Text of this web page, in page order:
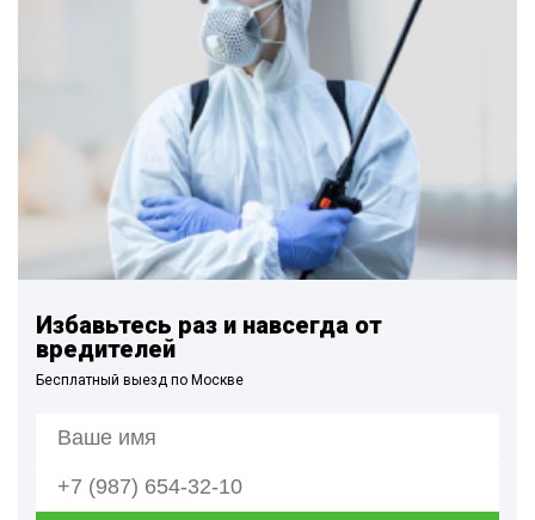
Избавьтесь раз и навсегда от
вредителей
Бесплатный выезд по Москве